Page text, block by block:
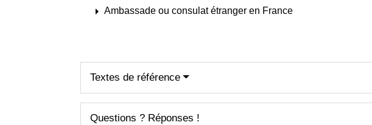
arrow_right Ambassade ou consulat étranger en France
Textes de référence
Questions ? Réponses !